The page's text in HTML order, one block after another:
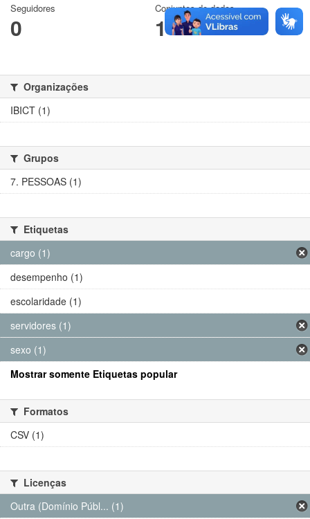
Seguidores
0
Conjuntos de dados
1
Organizações
IBICT (1)
Grupos
7. PESSOAS (1)
Etiquetas
cargo (1)
desempenho (1)
escolaridade (1)
servidores (1)
sexo (1)
Mostrar somente Etiquetas popular
Formatos
CSV (1)
Licenças
Outra (Domínio Públ... (1)